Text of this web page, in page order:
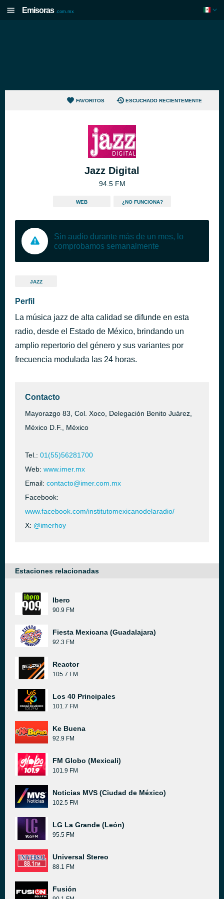
Emisoras .com.mx
FAVORITOS ESCUCHADO RECIENTEMENTE
Jazz Digital
94.5 FM
WEB ¿NO FUNCIONA?
Sin audio durante más de un mes, lo
comprobamos semanalmente
JAZZ
Perfil
La música jazz de alta calidad se difunde en esta
radio, desde el Estado de México, brindando un
amplio repertorio del género y sus variantes por
frecuencia modulada las 24 horas.
Contacto
Mayorazgo 83, Col. Xoco, Delegación Benito Juárez,
México D.F., México
Tel.: 01(55)56281700
Web: www.imer.mx
Email: contacto@imer.com.mx
Facebook:
www.facebook.com/institutomexicanodelaradio/
X: @imerhoy
Estaciones relacionadas
Ibero
90.9 FM
Fiesta Mexicana (Guadalajara)
92.3 FM
Reactor
105.7 FM
Los 40 Principales
101.7 FM
Ke Buena
92.9 FM
FM Globo (Mexicali)
101.9 FM
Noticias MVS (Ciudad de México)
102.5 FM
LG La Grande (León)
95.5 FM
Universal Stereo
88.1 FM
Fusión